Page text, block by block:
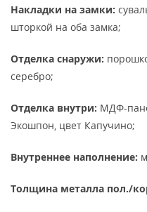
Накладки на замки:
шторкой на оба замка;
Отделка снаружи:
серебро;
Отделка внутри: МДФ-
Экошпон, цвет Капучино;
Внутреннее наполнение:
Толщина металла пол./